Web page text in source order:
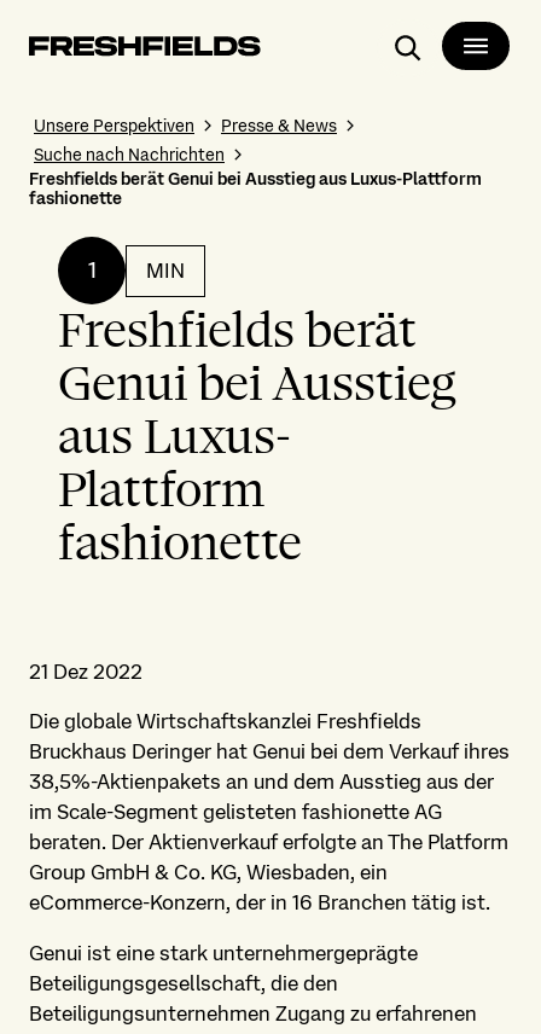
Suchen
Unsere Perspektiven
Presse & News
Suche nach Nachrichten
Freshfields berät Genui bei Ausstieg aus Luxus-Plattform
fashionette
1 MIN
Freshfields berät
Genui bei Ausstieg
aus Luxus-
Plattform
fashionette
21 Dez 2022
Die globale Wirtschaftskanzlei Freshfields
Bruckhaus Deringer hat Genui bei dem Verkauf ihres
38,5%-Aktienpakets an und dem Ausstieg aus der
im Scale-Segment gelisteten fashionette AG
beraten. Der Aktienverkauf erfolgte an The Platform
Group GmbH & Co. KG, Wiesbaden, ein
eCommerce-Konzern, der in 16 Branchen tätig ist.
Genui ist eine stark unternehmergeprägte
Beteiligungsgesellschaft, die den
Beteiligungsunternehmen Zugang zu erfahrenen